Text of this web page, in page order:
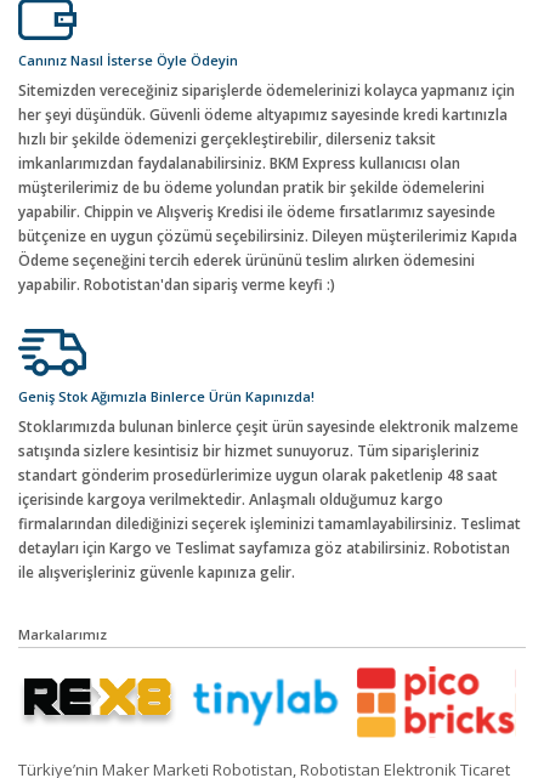
Canınız Nasıl İsterse Öyle Ödeyin
Sitemizden vereceğiniz siparişlerde ödemelerinizi kolayca yapmanız için
her şeyi düşündük. Güvenli ödeme altyapımız sayesinde kredi kartınızla
hızlı bir şekilde ödemenizi gerçekleştirebilir, dilerseniz taksit
imkanlarımızdan faydalanabilirsiniz. BKM Express kullanıcısı olan
müşterilerimiz de bu ödeme yolundan pratik bir şekilde ödemelerini
yapabilir. Chippin ve Alışveriş Kredisi ile ödeme fırsatlarımız sayesinde
bütçenize en uygun çözümü seçebilirsiniz. Dileyen müşterilerimiz Kapıda
Ödeme seçeneğini tercih ederek ürününü teslim alırken ödemesini
yapabilir. Robotistan'dan sipariş verme keyfi :)
Geniş Stok Ağımızla Binlerce Ürün Kapınızda!
Stoklarımızda bulunan binlerce çeşit ürün sayesinde elektronik malzeme
satışında sizlere kesintisiz bir hizmet sunuyoruz. Tüm siparişleriniz
standart gönderim prosedürlerimize uygun olarak paketlenip 48 saat
içerisinde kargoya verilmektedir. Anlaşmalı olduğumuz kargo
firmalarından dilediğinizi seçerek işleminizi tamamlayabilirsiniz. Teslimat
detayları için Kargo ve Teslimat sayfamıza göz atabilirsiniz. Robotistan
ile alışverişleriniz güvenle kapınıza gelir.
Markalarımız
Türkiye’nin Maker Marketi Robotistan, Robotistan Elektronik Ticaret